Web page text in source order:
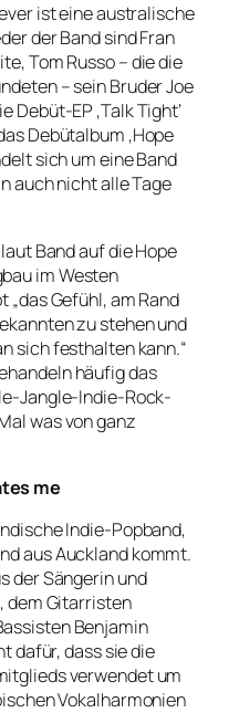
ist eine australische
der Band sind Fran
Tom Russo – die die
– sein Bruder Joe
Debüt-EP ‚Talk Tight‘
Debütalbum ‚Hope
sich um eine Band
auch nicht alle Tage
Band auf die Hope
im Westen
Gefühl, am Rand
zu stehen und
sich festhalten kann.“
häufig das
Jangle-Indie-Rock-
was von ganz
me
Indie-Popband,
aus Auckland kommt.
der Sängerin und
dem Gitarristen
Benjamin
dafür, dass sie die
verwendet um
Vokalharmonien